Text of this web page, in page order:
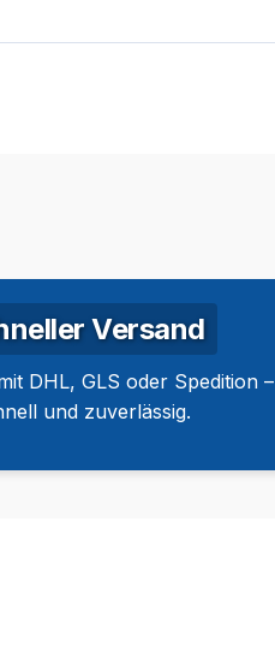
Versand
DHL, GLS oder Spedition –
und zuverlässig.